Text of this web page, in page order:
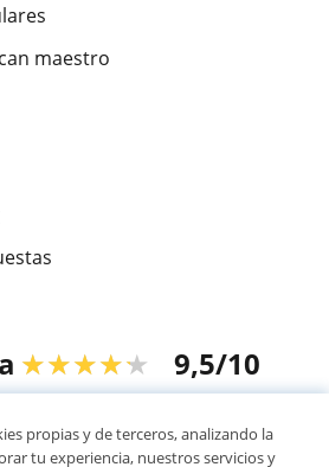
maestro
★★★★★ 9,5/10
propias y de terceros, analizando la
tu experiencia, nuestros servicios y